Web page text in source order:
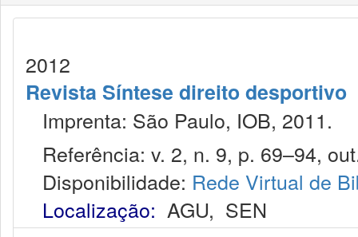
2012
Revista Síntese direito desportivo
Imprenta: São Paulo, IOB, 2011.
Referência: v. 2, n. 9, p. 69–94,
Disponibilidade: Rede Virtual de
Localização: AGU, SEN